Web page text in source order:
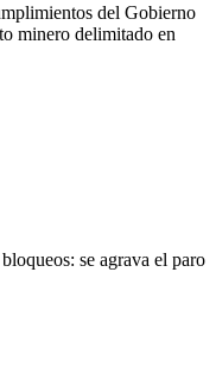
del Gobierno
minero delimitado en
se agrava el paro